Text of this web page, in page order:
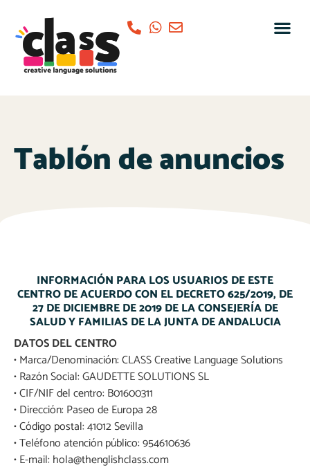
Tablón de anuncios
INFORMACIÓN PARA LOS USUARIOS DE ESTE
CENTRO DE ACUERDO CON EL DECRETO 625/2019, DE
27 DE DICIEMBRE DE 2019 DE LA CONSEJERÍA DE
SALUD Y FAMILIAS DE LA JUNTA DE ANDALUCIA
DATOS DEL CENTRO
• Marca/Denominación: CLASS Creative Language Solutions
• Razón Social: GAUDETTE SOLUTIONS SL
• CIF/NIF del centro: B01600311
• Dirección: Paseo de Europa 28
• Código postal: 41012 Sevilla
• Teléfono atención público: 954610636
• E-mail: hola@thenglishclass.com